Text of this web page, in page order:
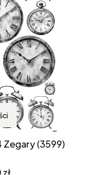
Zegary (3599)